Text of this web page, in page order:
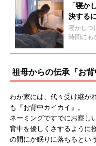
「寝か
決する
が寝か
ス
寝かしつ
時間にも
リユーザ
睡眠コン
さんに、
スを聞き
祖母からの伝承『お背
わが家には、代々受け継が
も『お背中カイカイ』。
ネーミングですでにお察し
背中を優しくさするように
の間にか眠りに落ちるとい